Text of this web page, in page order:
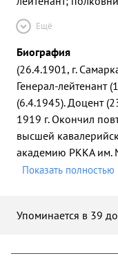
Ещё
Биография
(26.4.1901, г.
Генерал-лейтенант
(6.4.1945). Доцент
1919 г. Окончил
высшей
академию РККА им.
Показать полностью
Упоминается в 39